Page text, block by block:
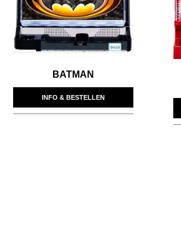
BATMAN
INFO & BESTELLEN